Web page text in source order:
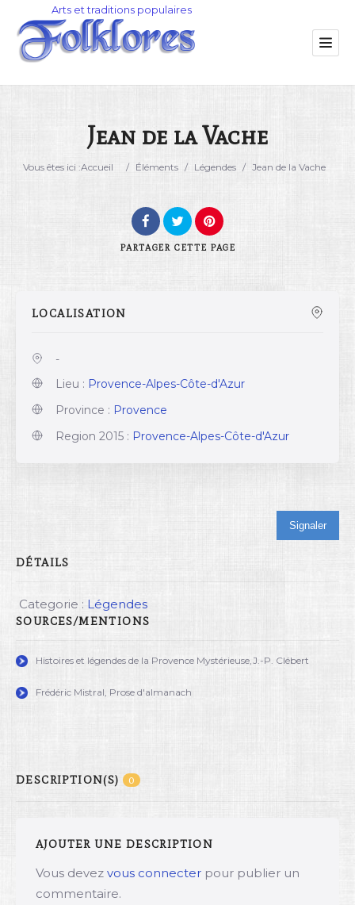
Catégorie
Jean de la Vache
Vous êtes ici :Accueil / Éléments / Légendes / Jean de la Vache
PARTAGER CETTE PAGE
LOCALISATION
-
Lieu : Provence-Alpes-Côte-d'Azur
Province : Provence
Region 2015 : Provence-Alpes-Côte-d'Azur
Signaler
DÉTAILS
Categorie : Légendes
SOURCES/MENTIONS
Histoires et légendes de la Provence Mystérieuse,J.-P. Clébert
Frédéric Mistral, Prose d'almanach
DESCRIPTION(S) 0
AJOUTER UNE DESCRIPTION
Vous devez vous connecter pour publier un
commentaire.